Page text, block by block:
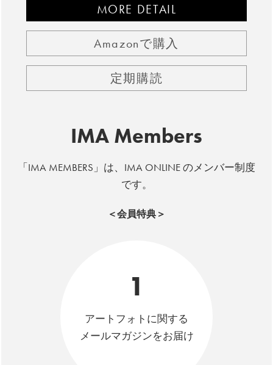
MORE DETAIL
Amazonで購入
定期購読
IMA Members
「IMA MEMBERS」は、IMA ONLINE のメンバー制度
です。
＜会員特典＞
1
アートフォトに関する
メールマガジンをお届け